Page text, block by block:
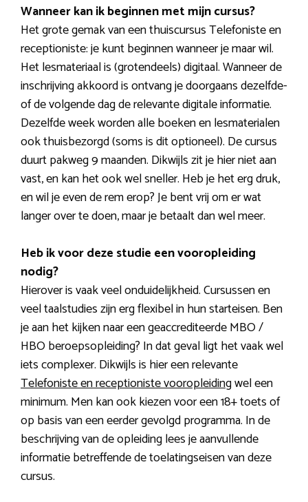
Wanneer kan ik beginnen met mijn cursus?
Het grote gemak van een thuiscursus Telefoniste en
receptioniste: je kunt beginnen wanneer je maar wil.
Het lesmateriaal is (grotendeels) digitaal. Wanneer de
inschrijving akkoord is ontvang je doorgaans dezelfde-
of de volgende dag de relevante digitale informatie.
Dezelfde week worden alle boeken en lesmaterialen
ook thuisbezorgd (soms is dit optioneel). De cursus
duurt pakweg 9 maanden. Dikwijls zit je hier niet aan
vast, en kan het ook wel sneller. Heb je het erg druk,
en wil je even de rem erop? Je bent vrij om er wat
langer over te doen, maar je betaalt dan wel meer.
Heb ik voor deze studie een vooropleiding
nodig?
Hierover is vaak veel onduidelijkheid. Cursussen en
veel taalstudies zijn erg flexibel in hun starteisen. Ben
je aan het kijken naar een geaccrediteerde MBO /
HBO beroepsopleiding? In dat geval ligt het vaak wel
iets complexer. Dikwijls is hier een relevante
Telefoniste en receptioniste vooropleidingwel een
minimum. Men kan ook kiezen voor een 18+ toets of
op basis van een eerder gevolgd programma. In de
beschrijving van de opleiding lees je aanvullende
informatie betreffende de toelatingseisen van deze
cursus.